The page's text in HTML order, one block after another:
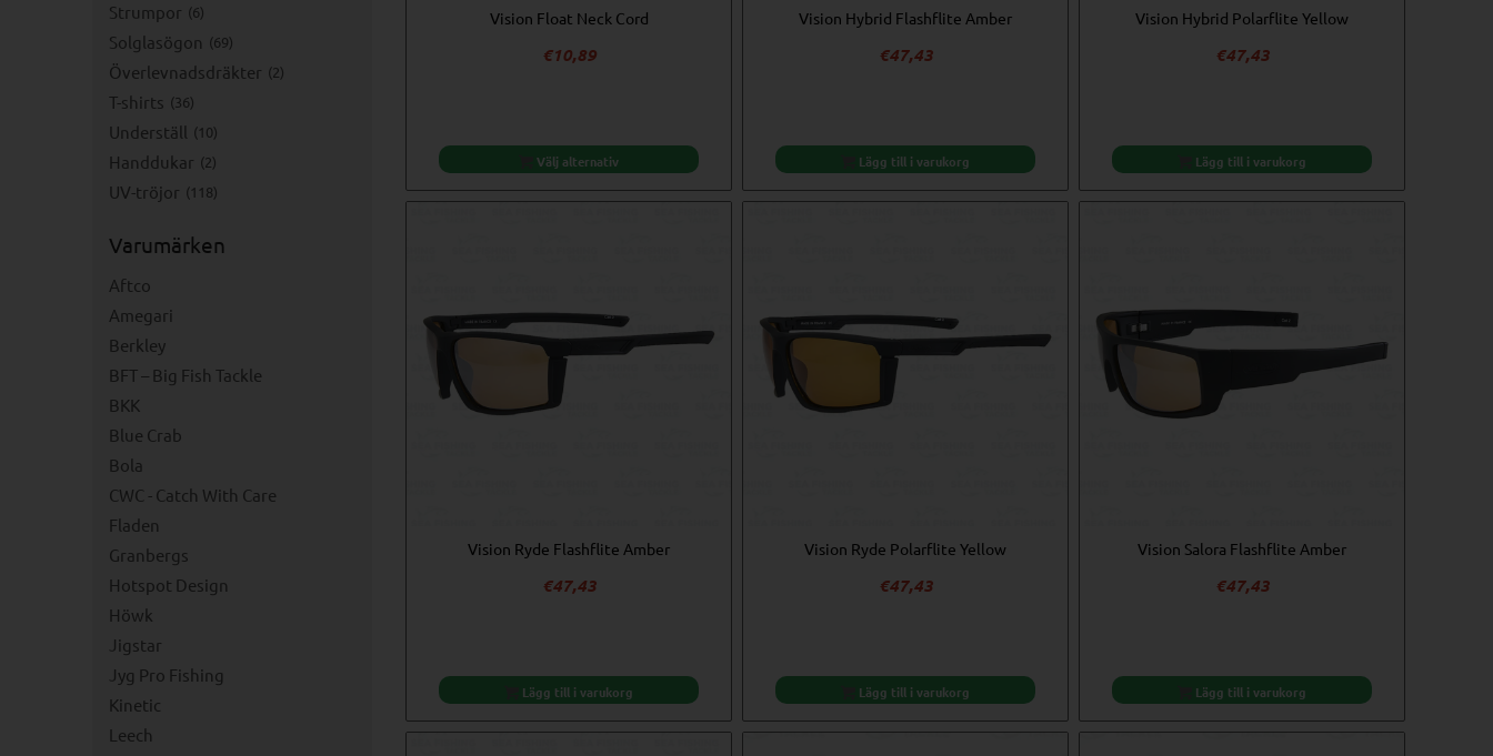
Vision Float Neck Cord
€10,89
Välj alternativ
Vision Hybrid Flashflite Amber
€47,43
Lägg till i varukorg
Vision Hybrid Polarflite Yellow
€47,43
Lägg till i varukorg
Vision Ryde Flashflite Amber
€47,43
Lägg till i varukorg
Vision Ryde Polarflite Yellow
€47,43
Lägg till i varukorg
Vision Salora Flashflite Amber
€47,43
Lägg till i varukorg
Strumpor 6
Solglasögon 69
Överlevnadsdräkter 2
T-shirts 36
Underställ 10
Handdukar 2
UV-tröjor 118
Varumärken
Aftco
Amegari
Berkley
BFT – Big Fish Tackle
BKK
Blue Crab
Bola
CWC - Catch With Care
Fladen
Granbergs
Hotspot Design
Höwk
Jigstar
Jyg Pro Fishing
Kinetic
Leech